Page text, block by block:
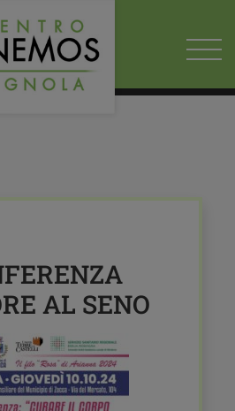
2024 10
AL SENO CON LA DOTT.SSA
ALTAVILLA
TUMORE AL SENO
AL SENO